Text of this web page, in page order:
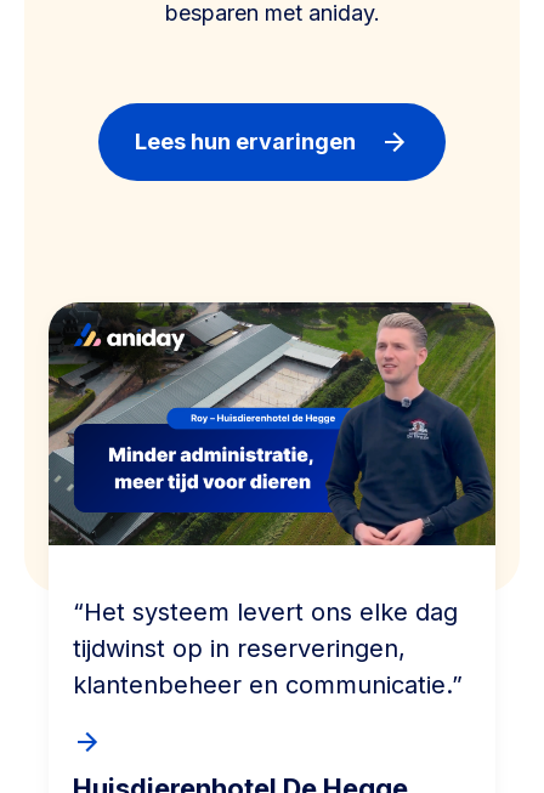
besparen met aniday.
Lees hun ervaringen
“Het systeem levert ons elke dag
tijdwinst op in reserveringen,
klantenbeheer en communicatie.”